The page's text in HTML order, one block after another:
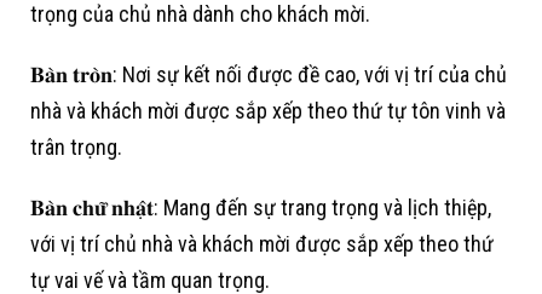
trọng của chủ nhà dành cho khách mời.
𝐁𝐚̀𝐧 𝐭𝐫𝐨̀𝐧: Nơi sự kết nối được đề cao, với vị trí của chủ
nhà và khách mời được sắp xếp theo thứ tự tôn vinh và
trân trọng.
𝐁𝐚̀𝐧 𝐜𝐡𝐮̛̃ 𝐧𝐡𝐚̣̂𝐭: Mang đến sự trang trọng và lịch thiệp,
với vị trí chủ nhà và khách mời được sắp xếp theo thứ
tự vai vế và tầm quan trọng.